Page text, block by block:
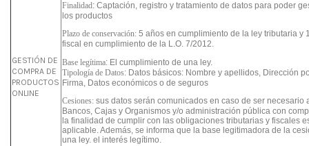
GESTIÓN DE
COMPRA DE
PRODUCTOS
ONLINE
Finalidad: Captación, registro y tratamiento de datos para poder
los productos
Plazo de conservación: 5 años en cumplimiento de la ley tributaria y
fiscal en cumplimiento de la L.O. 7/2012.
Base legítima: El cumplimiento de una ley.
Tipología de Datos: Datos básicos: Nombre y apellidos, Dirección
Firma, Datos económicos o de seguros
Cesiones: sus datos serán comunicados en caso de ser necesario
Bancos, Cajas y Organismos y/o administración pública con
la finalidad de cumplir con las obligaciones tributarias y fiscales
aplicable. Además, se informa que la base legitimadora de la
una ley. el interés legítimo.